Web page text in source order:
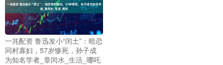
一兆配资 鲁迅发小“闰土”：暗恋
同村寡妇，57岁惨死，孙子成
为知名学者_章闰水_生活_哪吒